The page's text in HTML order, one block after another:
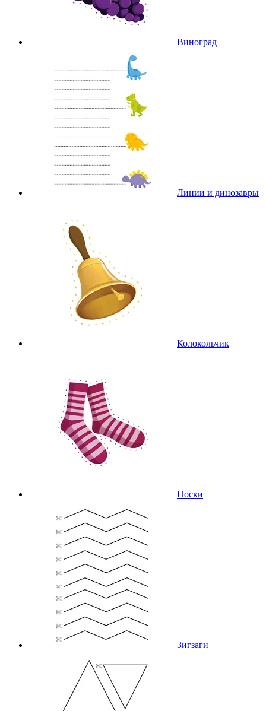
Виноград
Линии и динозавры
Колокольчик
Носки
Зигзаги